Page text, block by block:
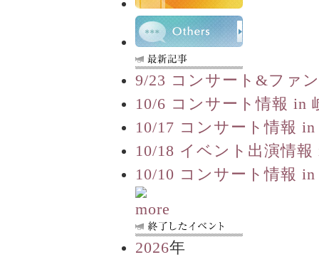
9/23 コンサート&ファ
10/6 コンサート情報 in
10/17 コンサート情報
10/18 イベント出演情報
10/10 コンサート情報
2026年